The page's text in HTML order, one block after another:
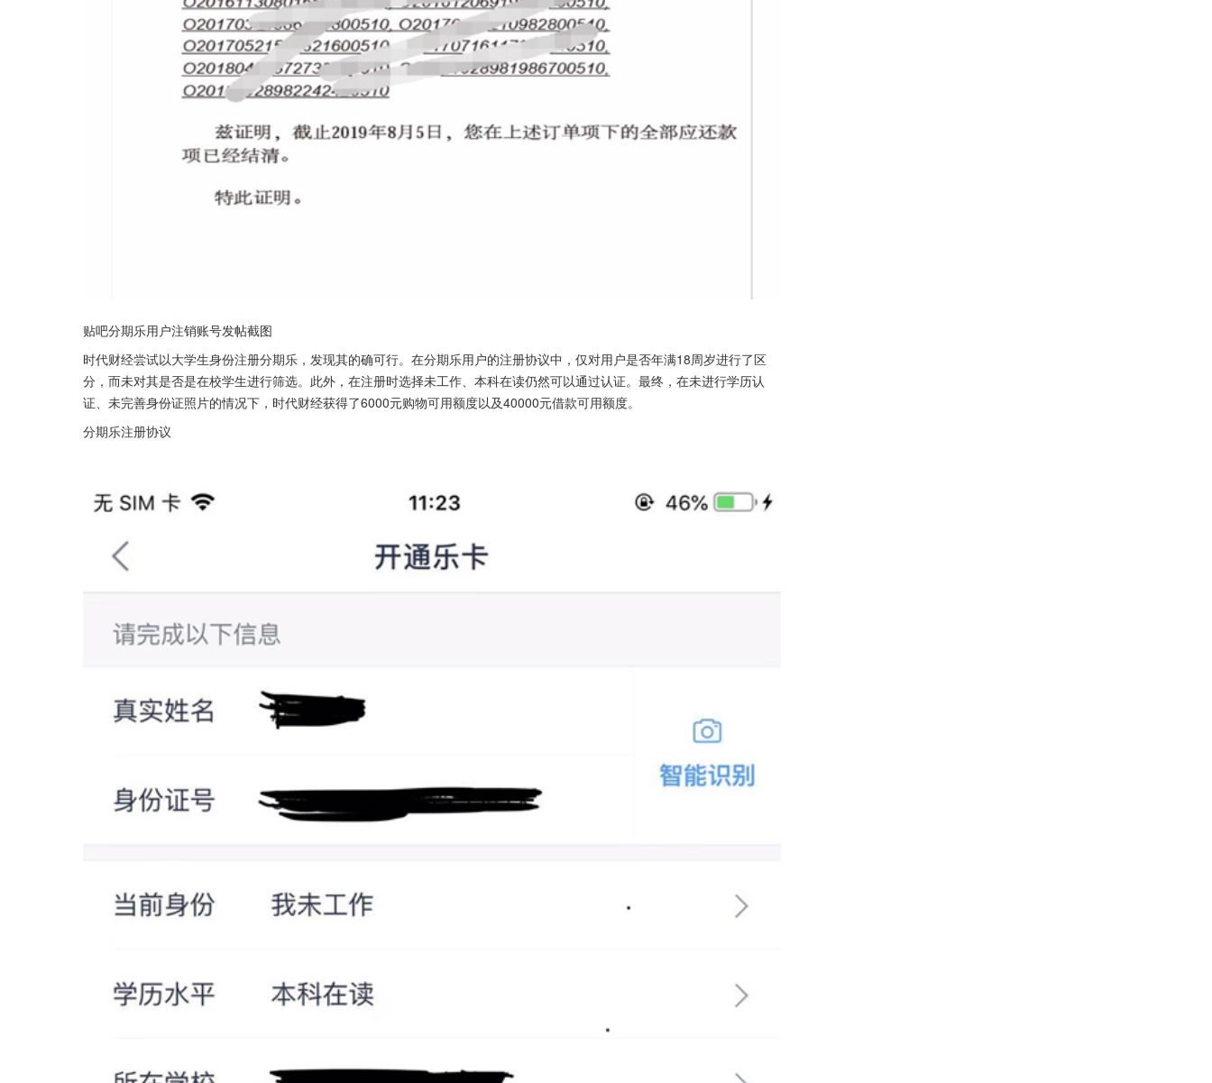
贴吧分期乐用户注销账号发帖截图
时代财经尝试以大学生身份注册分期乐，发现其的确可行。在分期乐用户的注册协议中，仅对用户是否年满18周岁进行了区
分，而未对其是否是在校学生进行筛选。此外，在注册时选择未工作、本科在读仍然可以通过认证。最终，在未进行学历认
证、未完善身份证照片的情况下，时代财经获得了6000元购物可用额度以及40000元借款可用额度。
分期乐注册协议